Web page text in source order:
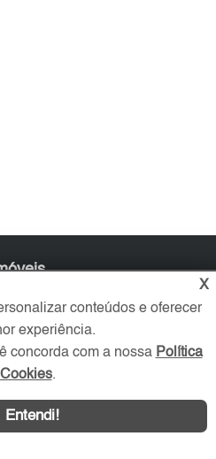
Novos
X
conteúdos e oferecer
experiência.
concorda com a nossa Política
.
Entendi!